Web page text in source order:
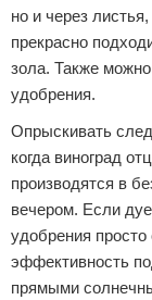
но и через
прекрасно
зола. Также
удобрения.
Опрыскивать
когда виноград
производятся в
вечером. Если
удобрения просто
эффективность
прямыми